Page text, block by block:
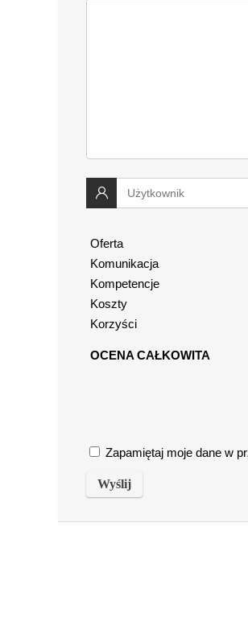
Oferta
Komunikacja
Kompetencje
Koszty
Korzyści
OCENA CAŁKOWITA
Zapamiętaj moje dane w